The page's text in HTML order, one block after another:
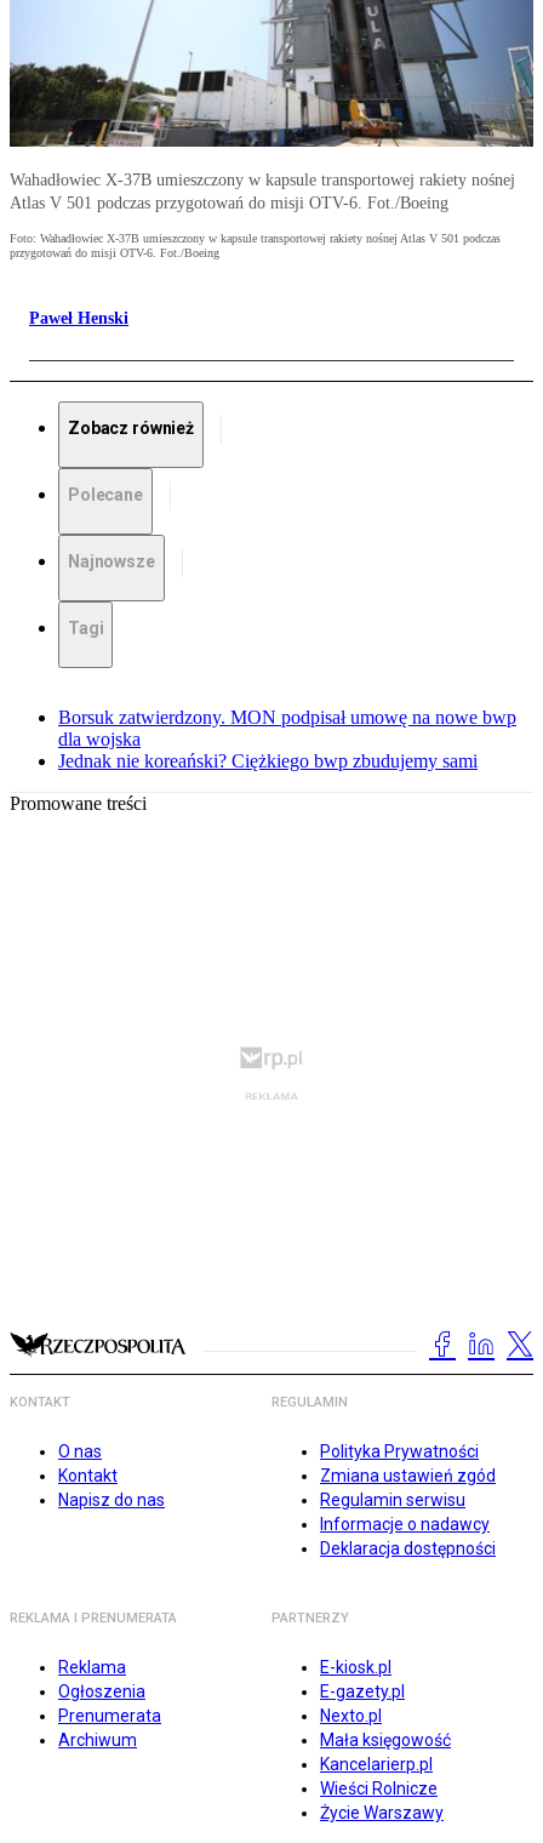
Wahadłowiec X-37B umieszczony w kapsule transportowej rakiety nośnej
Atlas V 501 podczas przygotowań do misji OTV-6. Fot./Boeing
Foto: Wahadłowiec X-37B umieszczony w kapsule transportowej rakiety nośnej Atlas V 501 podczas
przygotowań do misji OTV-6. Fot./Boeing
Paweł Henski
Zobacz również
Polecane
Najnowsze
Tagi
Borsuk zatwierdzony. MON podpisał umowę na nowe bwp
dla wojska
Jednak nie koreański? Ciężkiego bwp zbudujemy sami
Promowane treści
KONTAKT
O nas
Kontakt
Napisz do nas
REGULAMIN
Polityka Prywatności
Zmiana ustawień zgód
Regulamin serwisu
Informacje o nadawcy
Deklaracja dostępności
REKLAMA I PRENUMERATA
Reklama
Ogłoszenia
Prenumerata
Archiwum
PARTNERZY
E-kiosk.pl
E-gazety.pl
Nexto.pl
Mała księgowość
Kancelarierp.pl
Wieści Rolnicze
Życie Warszawy